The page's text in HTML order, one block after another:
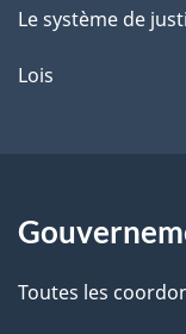
Le système de
Lois
Toutes les